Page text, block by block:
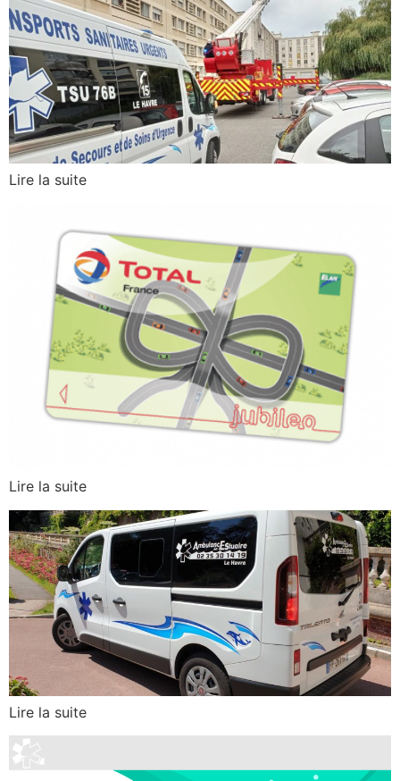
Lire la suite
Lire la suite
Lire la suite